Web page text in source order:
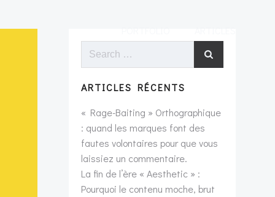
Search
ARTICLES RÉCENTS
« Rage-Baiting » Orthographique
: quand les marques font des
fautes volontaires pour que vous
laissiez un commentaire.
La fin de l’ère « Aesthetic » :
Pourquoi le contenu moche, brut